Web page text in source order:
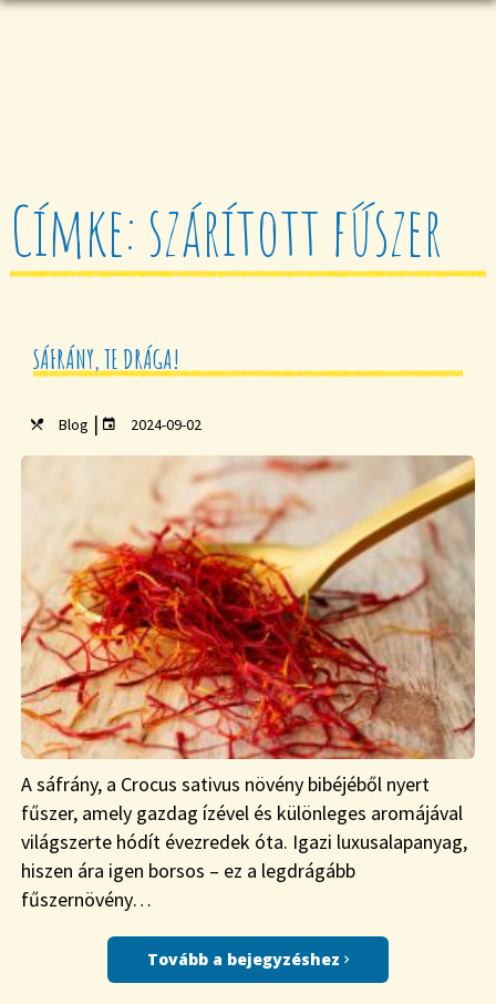
Címke: szárított fűszer
SÁFRÁNY, TE DRÁGA!
Blog | 2024-09-02
A sáfrány, a Crocus sativus növény bibéjéből nyert
fűszer, amely gazdag ízével és különleges aromájával
világszerte hódít évezredek óta. Igazi luxusalapanyag,
hiszen ára igen borsos – ez a legdrágább
fűszernövény…
Tovább a bejegyzéshez